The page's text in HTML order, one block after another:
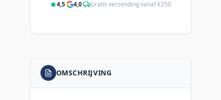
4,5· 4,0· Gratis verzending vanaf €250
OMSCHRIJVING